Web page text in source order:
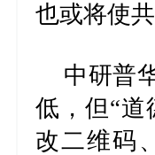
也或将使
中研普
低，但“道
改二维码